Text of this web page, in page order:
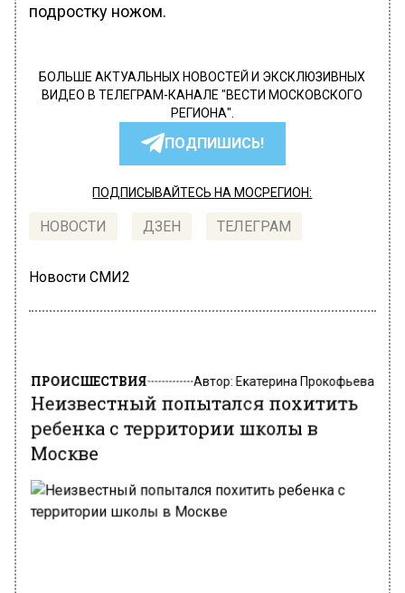
подростку ножом.
БОЛЬШЕ АКТУАЛЬНЫХ НОВОСТЕЙ И ЭКСКЛЮЗИВНЫХ
ВИДЕО В ТЕЛЕГРАМ-КАНАЛЕ "ВЕСТИ МОСКОВСКОГО
РЕГИОНА".
ПОДПИШИСЬ!
ПОДПИСЫВАЙТЕСЬ НА МОСРЕГИОН:
НОВОСТИ ДЗЕН ТЕЛЕГРАМ
Новости СМИ2
Неизвестный попытался похитить
ребенка с территории школы в
Москве